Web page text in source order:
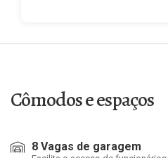
Cômodos e espaços
8 Vagas de garagem